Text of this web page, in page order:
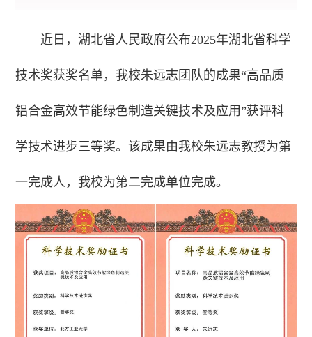
近日，湖北省人民政府公布2025年湖北省科学
技术奖获奖名单，我校朱远志团队的成果“高品质
铝合金高效节能绿色制造关键技术及应用”获评科
学技术进步三等奖。该成果由我校朱远志教授为第
一完成人，我校为第二完成单位完成。